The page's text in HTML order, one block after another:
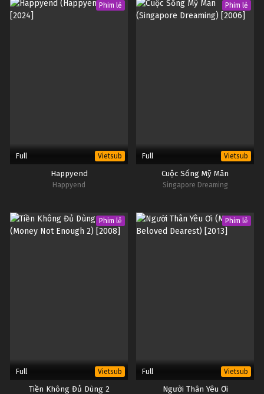
Phim lẻ
Full Vietsub
Happyend
Happyend
Phim lẻ
Full Vietsub
Cuộc Sống Mỹ Mãn
Singapore Dreaming
Phim lẻ
Full Vietsub
Tiền Không Đủ Dùng 2
Phim lẻ
Full Vietsub
Người Thân Yêu Ơi